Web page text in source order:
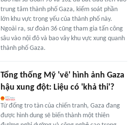
trung tâm thành phố Gaza, kiểm soát phần
lớn khu vực trọng yếu của thành phố này.
Ngoài ra, sư đoàn 36 cũng tham gia tấn công
sâu vào nội đô và bao vây khu vực xung quanh
thành phố Gaza.
Tổng thống Mỹ 'vẽ' hình ảnh Gaza
hậu xung đột: Liệu có 'khả thi'?
Từ đống tro tàn của chiến tranh, Gaza đang
được hình dung sẽ biến thành một thiên